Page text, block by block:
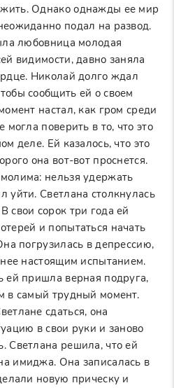
Однако однажды ее мир
подал на развод.
любовница молодая
видимости, давно заняла
Николай долго ждал
сообщить ей о своем
настал, как гром среди
могла поверить в то, что это
деле. Ей казалось, что это
она вот-вот проснется.
нельзя удержать
уйти. Светлана столкнулась
свои сорок три года ей
и попытаться начать
погрузилась в депрессию,
настоящим испытанием.
пришла верная подруга,
в самый трудный момент.
сдаться, она
в свои руки и заново
Светлана решила, что ей
имиджа. Она записалась в
новую прическу и